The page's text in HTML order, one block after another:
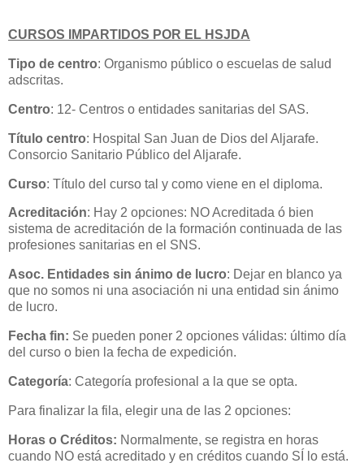
CURSOS IMPARTIDOS POR EL HSJDA
Tipo de centro: Organismo público o escuelas de salud
adscritas.
Centro: 12- Centros o entidades sanitarias del SAS.
Título centro: Hospital San Juan de Dios del Aljarafe.
Consorcio Sanitario Público del Aljarafe.
Curso: Título del curso tal y como viene en el diploma.
Acreditación: Hay 2 opciones: NO Acreditada ó bien
sistema de acreditación de la formación continuada de las
profesiones sanitarias en el SNS.
Asoc. Entidades sin ánimo de lucro: Dejar en blanco ya
que no somos ni una asociación ni una entidad sin ánimo
de lucro.
Fecha fin: Se pueden poner 2 opciones válidas: último día
del curso o bien la fecha de expedición.
Categoría: Categoría profesional a la que se opta.
Para finalizar la fila, elegir una de las 2 opciones:
Horas o Créditos: Normalmente, se registra en horas
cuando NO está acreditado y en créditos cuando SÍ lo está.